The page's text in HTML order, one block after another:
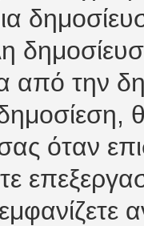
από την
όταν